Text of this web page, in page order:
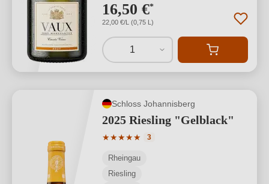
16,50 €*
22,00 €/L (0,75 L)
1
Schloss Johannisberg
2025 Riesling "Gelblack"
★★★★★
Durchschnittliche Bewertung von 5
3
Rheingau
Riesling